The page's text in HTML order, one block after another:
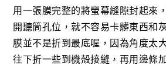
用一張膜完整的將螢幕縫隙封起來
開聽筒孔位，就不容易卡髒東西和
膜並不是折到最底喔，因為角度太
往下折一些到機殻接縫，再用邊條